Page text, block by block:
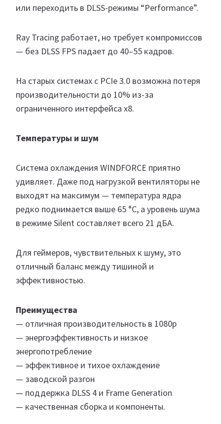
или переходить в DLSS-режимы “Performance”.
Ray Tracing работает, но требует компромиссов
— без DLSS FPS падает до 40–55 кадров.
На старых системах с PCIe 3.0 возможна потеря
производительности до 10% из-за
ограниченного интерфейса x8.
Температуры и шум
Система охлаждения WINDFORCE приятно
удивляет. Даже под нагрузкой вентиляторы не
выходят на максимум — температура ядра
редко поднимается выше 65 °C, а уровень шума
в режиме Silent составляет всего 21 дБА.
Для геймеров, чувствительных к шуму, это
отличный баланс между тишиной и
эффективностью.
Преимущества
— отличная производительность в 1080p
— энергоэффективность и низкое
энергопотребление
— эффективное и тихое охлаждение
— заводской разгон
— поддержка DLSS 4 и Frame Generation
— качественная сборка и компоненты.